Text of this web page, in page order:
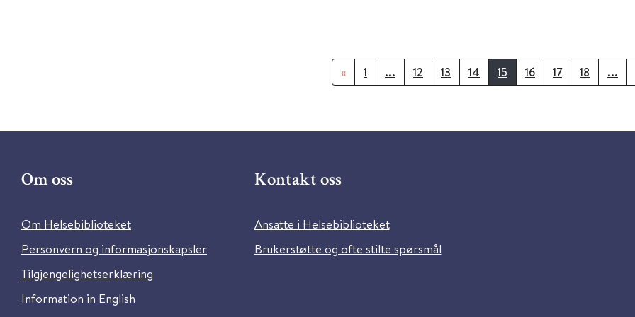
« 1 ... 12 13 14 15 16 17 18 ...
Om oss
Om Helsebiblioteket
Personvern og informasjonskapsler
Tilgjengelighetserklæring
Information in English
Kontakt oss
Ansatte i Helsebiblioteket
Brukerstøtte og ofte stilte spørsmål